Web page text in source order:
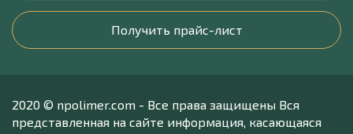
Получить прайс-лист
2020 © npolimer.com - Все права защищены Вся
представленная на сайте информация, касающаяся